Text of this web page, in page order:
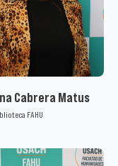
Cabrera Matus
FAHU